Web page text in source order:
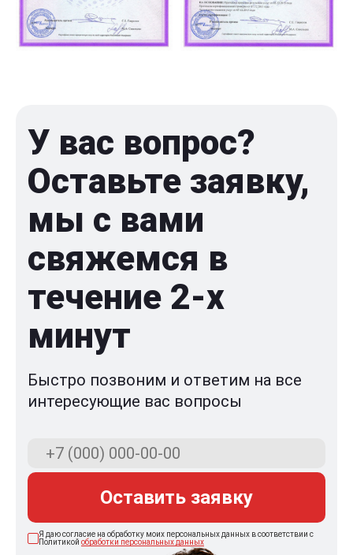
У вас вопрос?
Оставьте заявку,
мы с вами
свяжемся в
течение 2-x
минут
Быстро позвоним и ответим на все
интересующие вас вопросы
Оставить заявку
Я даю согласие на обработку моих персональных данных в соответствии с
Политикой обработки персональных данных